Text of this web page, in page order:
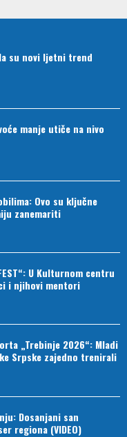
su novi ljetni trend
manje utiče na nivo
Ovo su ključne
zanemariti
U Kulturnom centru
i njihovi mentori
„Trebinje 2026“: Mladi
Srpske zajedno trenirali
Dosanjani san
regiona (VIDEO)